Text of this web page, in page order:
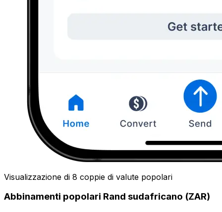
Visualizzazione di 8 coppie di valute popolari
Abbinamenti popolari Rand sudafricano (ZAR)